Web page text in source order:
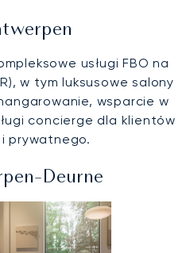
usługi FBO na
w tym luksusowe salony
wsparcie w
concierge dla klientów
prywatnego.
Deurne